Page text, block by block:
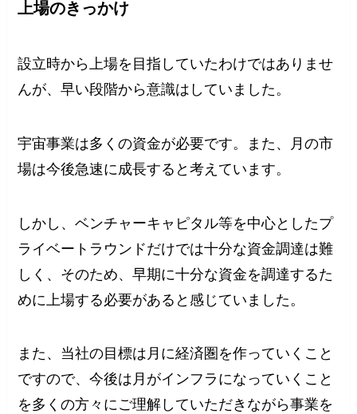
上場のきっかけ
設立時から上場を目指していたわけではありませ
んが、早い段階から意識はしていました。
宇宙事業は多くの資金が必要です。また、月の市
場は今後急速に成長すると考えています。
しかし、ベンチャーキャピタル等を中心としたプ
ライベートラウンドだけでは十分な資金調達は難
しく、そのため、早期に十分な資金を調達するた
めに上場する必要があると感じていました。
また、当社の目標は月に経済圏を作っていくこと
ですので、今後は月がインフラになっていくこと
を多くの方々にご理解していただきながら事業を